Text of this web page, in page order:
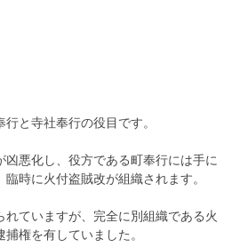
と寺社奉行の役目です。
凶悪化し、役方である町奉行には手に
時に火付盗賊改が組織されます。
ていますが、完全に別組織である火
権を有していました。